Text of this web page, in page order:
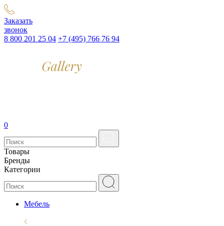
Заказать
звонок
8 800 201 25 04 +7 (495) 766 76 94
0
Товары
Бренды
Категории
Мебель